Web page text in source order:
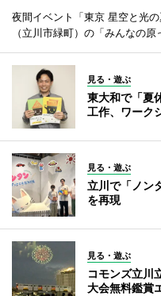
夜間イベント「東京 星空と光
（立川市緑町）の「みんなの原
見る・遊ぶ
東大和で「夏
工作、ワーク
見る・遊ぶ
立川で「ノン
を再現
見る・遊ぶ
コモンズ立川
大会無料鑑賞